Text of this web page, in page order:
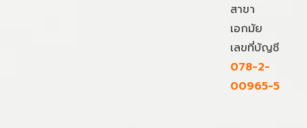
สาขา
เอกมัย
เลขที่บัญชี
078-2-
00965-5